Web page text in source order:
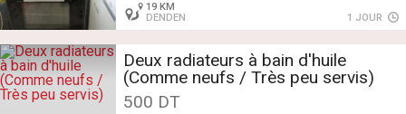
19 KM
DENDEN
1 JOUR
Deux radiateurs à bain d'huile
(Comme neufs / Très peu servis)
500 DT